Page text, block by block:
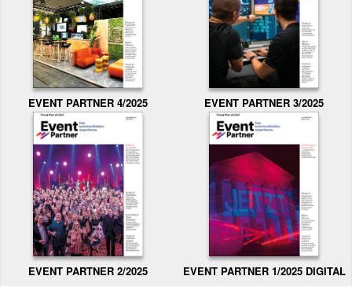
EVENT PARTNER 4/2025 EVENT PARTNER 3/2025
EVENT PARTNER 2/2025 EVENT PARTNER 1/2025 DIGITAL